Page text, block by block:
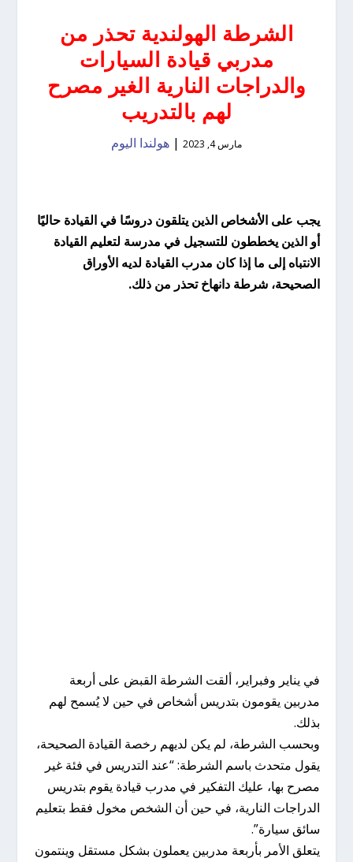
الشرطة الهولندية تحذر من
مدربي قيادة السيارات
والدراجات النارية الغير مصرح
لهم بالتدريب
مارس 4, 2023 | هولندا اليوم
يجب على الأشخاص الذين يتلقون دروسًا في القيادة حاليًا
أو الذين يخططون للتسجيل في مدرسة لتعليم القيادة
الانتباه إلى ما إذا كان مدرب القيادة لديه الأوراق
الصحيحة، شرطة دانهاخ تحذر من ذلك.
في يناير وفبراير، ألقت الشرطة القبض على أربعة
مدربين يقومون بتدريس أشخاص في حين لا يُسمح لهم
بذلك.
وبحسب الشرطة، لم يكن لديهم رخصة القيادة الصحيحة،
يقول متحدث باسم الشرطة: “عند التدريس في فئة غير
مصرح بها، عليك التفكير في مدرب قيادة يقوم بتدريس
الدراجات النارية، في حين أن الشخص مخول فقط بتعليم
سائق سيارة”.
يتعلق الأمر بأربعة مدربين يعملون بشكل مستقل وينتمون